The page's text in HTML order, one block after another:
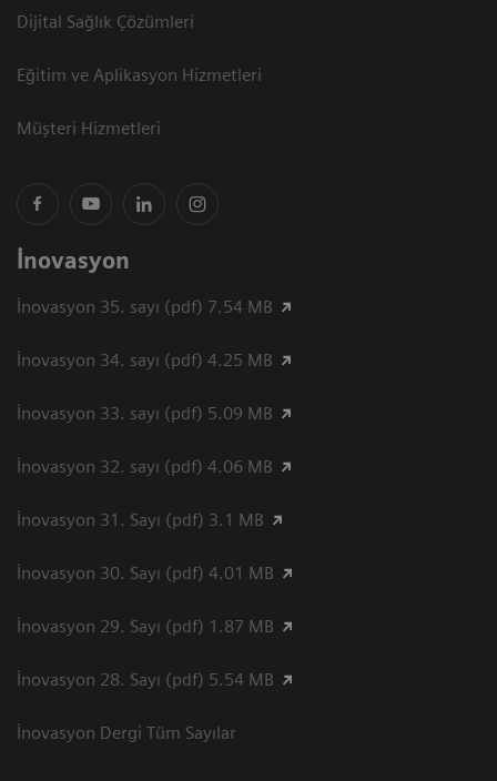
Dijital Sağlık Çözümleri
Eğitim ve Aplikasyon Hizmetleri
Müşteri Hizmetleri
İnovasyon
İnovasyon 35. sayı (pdf) 7.54 MB
İnovasyon 34. sayı (pdf) 4.25 MB
İnovasyon 33. sayı (pdf) 5.09 MB
İnovasyon 32. sayı (pdf) 4.06 MB
İnovasyon 31. Sayı (pdf) 3.1 MB
İnovasyon 30. Sayı (pdf) 4.01 MB
İnovasyon 29. Sayı (pdf) 1.87 MB
İnovasyon 28. Sayı (pdf) 5.54 MB
İnovasyon Dergi Tüm Sayılar